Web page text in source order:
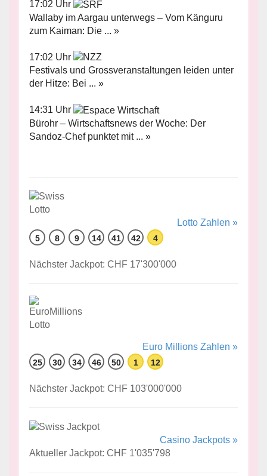
17:02 Uhr
Wallaby im Aargau unterwegs – Vom Känguru
zum Kaiman: Die ... »
17:02 Uhr
Festivals und Grossveranstaltungen leiden unter
der Hitze: Bei ... »
14:31 Uhr
Bürohr – Wirtschaftsnews der Woche: Der
Sandoz-Chef punktet mit ... »
Lotto Zahlen »
5 8 9 14 41 42 4
Nächster Jackpot: CHF 17'300'000
Euro Millions Zahlen »
25 30 34 46 50 1 12
Nächster Jackpot: CHF 103'000'000
Casino Jackpots »
Aktueller Jackpot: CHF 1'035'798